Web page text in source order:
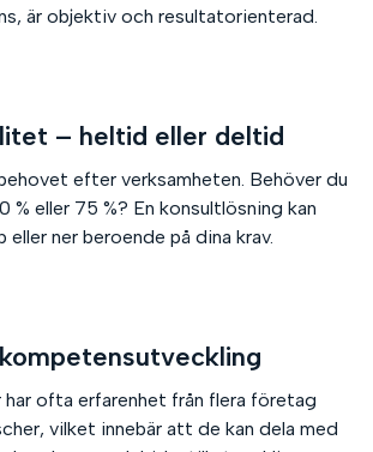
är objektiv och resultatorienterad.
– heltid eller deltid
efter verksamheten. Behöver du
% eller 75 %? En konsultlösning kan
eller ner beroende på dina krav.
har ofta erfarenhet från flera företag
vilket innebär att de kan dela med